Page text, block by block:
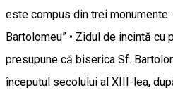
este compus din trei monumente:
Bartolomeu” • Zidul de incintă cu
presupune că biserica Sf.
începutul secolului al XIII-lea,